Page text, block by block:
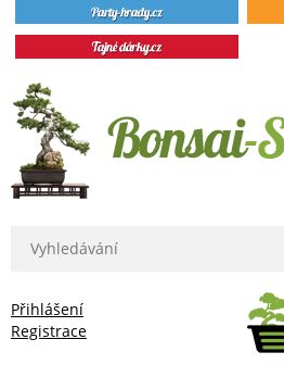
Přihlášení
Registrace